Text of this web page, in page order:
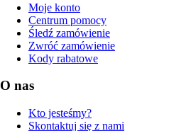
Moje konto
Centrum pomocy
Śledź zamówienie
Zwróć zamówienie
Kody rabatowe
O nas
Kto jesteśmy?
Skontaktuj się z nami